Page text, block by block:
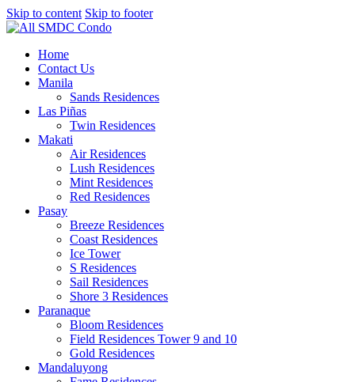
Skip to content Skip to footer
Home
Contact Us
Manila
Sands Residences
Las Piñas
Twin Residences
Makati
Air Residences
Lush Residences
Mint Residences
Red Residences
Pasay
Breeze Residences
Coast Residences
Ice Tower
S Residences
Sail Residences
Shore 3 Residences
Paranaque
Bloom Residences
Field Residences Tower 9 and 10
Gold Residences
Mandaluyong